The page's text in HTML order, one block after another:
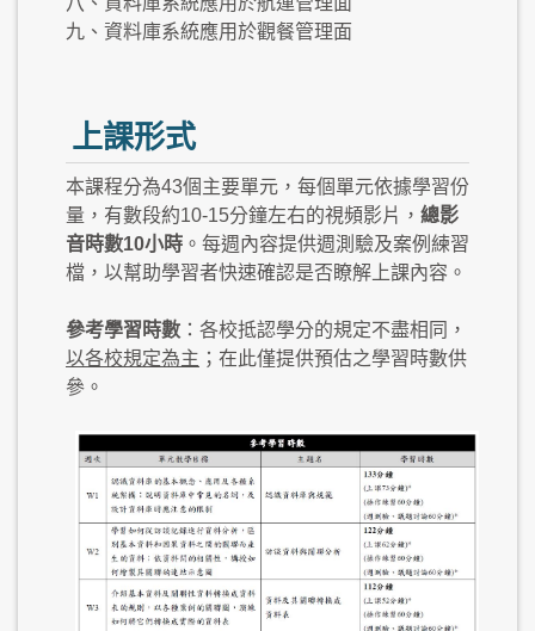
九、資料庫系統應用於觀餐管理面
上課形式
本課程分為43個主要單元，每個單元依據學習份
量，有數段約10-15分鐘左右的視頻影片， 總影
音時數10小時 。每週內容提供週測驗及案例練習
檔，以幫助學習者快速確認是否瞭解上課內容。
參考學習時數 ：各校抵認學分的規定不盡相同，
以各校規定為主 ；在此僅提供預估之學習時數供
參。